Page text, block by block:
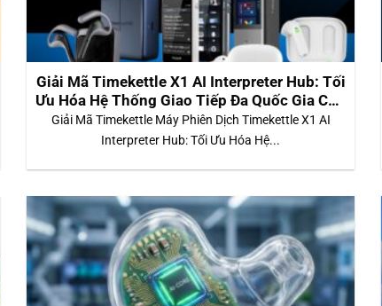
Giải Mã Timekettle X1 AI Interpreter Hub: Tối
Ưu Hóa Hệ Thống Giao Tiếp Đa Quốc Gia Cho
Doanh Nghiệp
Giải Mã Timekettle Máy Phiên Dịch Timekettle X1 AI
Interpreter Hub: Tối Ưu Hóa Hệ...